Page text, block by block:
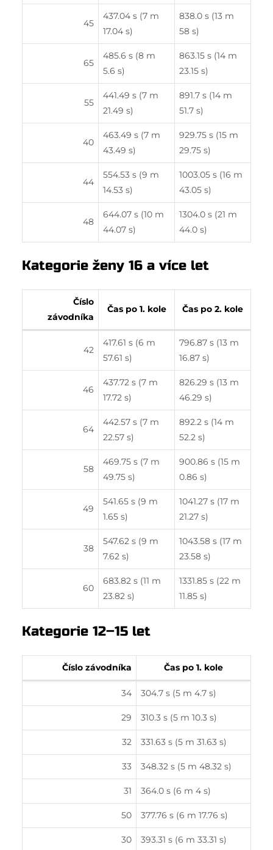
45
437.04 s (7 m
17.04 s)
838.0 s (13 m
58 s)
65
485.6 s (8 m
5.6 s)
863.15 s (14 m
23.15 s)
55
441.49 s (7 m
21.49 s)
891.7 s (14 m
51.7 s)
40
463.49 s (7 m
43.49 s)
929.75 s (15 m
29.75 s)
44
554.53 s (9 m
14.53 s)
1003.05 s (16 m
43.05 s)
48
644.07 s (10 m
44.07 s)
1304.0 s (21 m
44.0 s)
Kategorie ženy 16 a více let
Číslo
závodníka
Čas po 1. kole Čas po 2. kole
42
417.61 s (6 m
57.61 s)
796.87 s (13 m
16.87 s)
46
437.72 s (7 m
17.72 s)
826.29 s (13 m
46.29 s)
64
442.57 s (7 m
22.57 s)
892.2 s (14 m
52.2 s)
58
469.75 s (7 m
49.75 s)
900.86 s (15 m
0.86 s)
49
541.65 s (9 m
1.65 s)
1041.27 s (17 m
21.27 s)
38
547.62 s (9 m
7.62 s)
1043.58 s (17 m
23.58 s)
60
683.82 s (11 m
23.82 s)
1331.85 s (22 m
11.85 s)
Kategorie 12–15 let
Číslo závodníka Čas po 1. kole
34 304.7 s (5 m 4.7 s)
29 310.3 s (5 m 10.3 s)
32 331.63 s (5 m 31.63 s)
33 348.32 s (5 m 48.32 s)
31 364.0 s (6 m 4 s)
50 377.76 s (6 m 17.76 s)
30 393.31 s (6 m 33.31 s)